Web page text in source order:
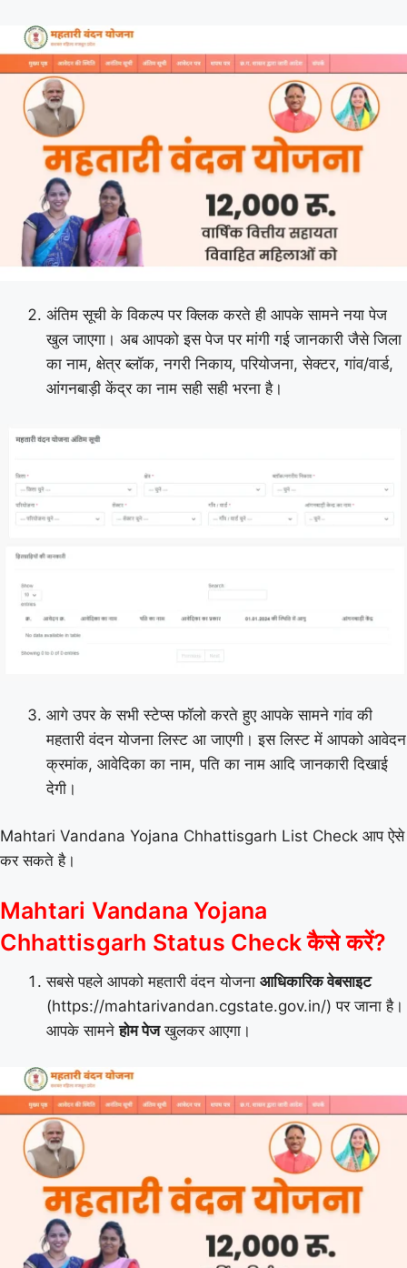
अंतिम सूची के विकल्प पर क्लिक करते ही आपके सामने नया पेज
खुल जाएगा। अब आपको इस पेज पर मांगी गई जानकारी जैसे जिला
का नाम, क्षेत्र ब्लॉक, नगरी निकाय, परियोजना, सेक्टर, गांव/वार्ड,
आंगनबाड़ी केंद्र का नाम सही सही भरना है।
आगे उपर के सभी स्टेप्स फॉलो करते हुए आपके सामने गांव की
महतारी वंदन योजना लिस्ट आ जाएगी। इस लिस्ट में आपको आवेदन
क्रमांक, आवेदिका का नाम, पति का नाम आदि जानकारी दिखाई
देगी।
Mahtari Vandana Yojana Chhattisgarh List Check आप ऐसे
कर सकते है।
Mahtari Vandana Yojana
Chhattisgarh Status Check कैसे करें?
सबसे पहले आपको महतारी वंदन योजना आधिकारिक वेबसाइट
(https://mahtarivandan.cgstate.gov.in/) पर जाना है।
आपके सामनेहोम पेजखुलकर आएगा।